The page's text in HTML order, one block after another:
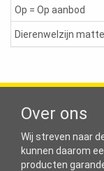
Op = Op aanbod
Dierenwelzijn
Over ons
Wij streven naar
kunnen daarom
producten